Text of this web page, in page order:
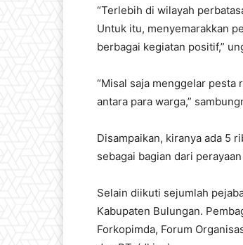
“Terlebih di wilayah
Untuk itu, menyemarakkan
berbagai kegiatan positif,”
“Misal saja menggelar pesta
antara para warga,”
Disampaikan, kiranya ada 5
sebagai bagian dari
Selain diikuti sejumlah
Kabupaten Bulungan.
Forkopimda, Forum